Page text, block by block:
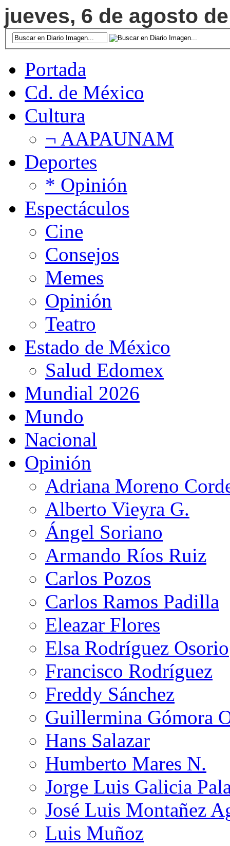
jueves, 6 de agosto
Portada
Cd. de México
Cultura
¬ AAPAUNAM
Deportes
* Opinión
Espectáculos
Cine
Consejos
Memes
Opinión
Teatro
Estado de México
Salud Edomex
Mundial 2026
Mundo
Nacional
Opinión
Adriana Moreno
Alberto Vieyra G.
Ángel Soriano
Armando Ríos Ruiz
Carlos Pozos
Carlos Ramos Padilla
Eleazar Flores
Elsa Rodríguez Osorio
Francisco Rodríguez
Freddy Sánchez
Guillermina Gómora
Hans Salazar
Humberto Mares N.
Jorge Luis Galicia
José Luis Montañez
Luis Muñoz